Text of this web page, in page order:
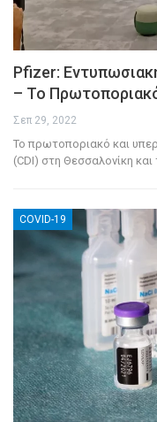
Pfizer:
– Το
Σεπ 29, 2022
Το πρωτοποριακό και
(CDI) στη Θεσσαλονίκη
COVID-19